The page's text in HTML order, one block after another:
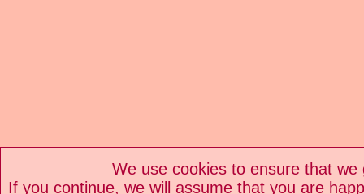
We use cookies to ensure that
If you continue, we will assume that you are